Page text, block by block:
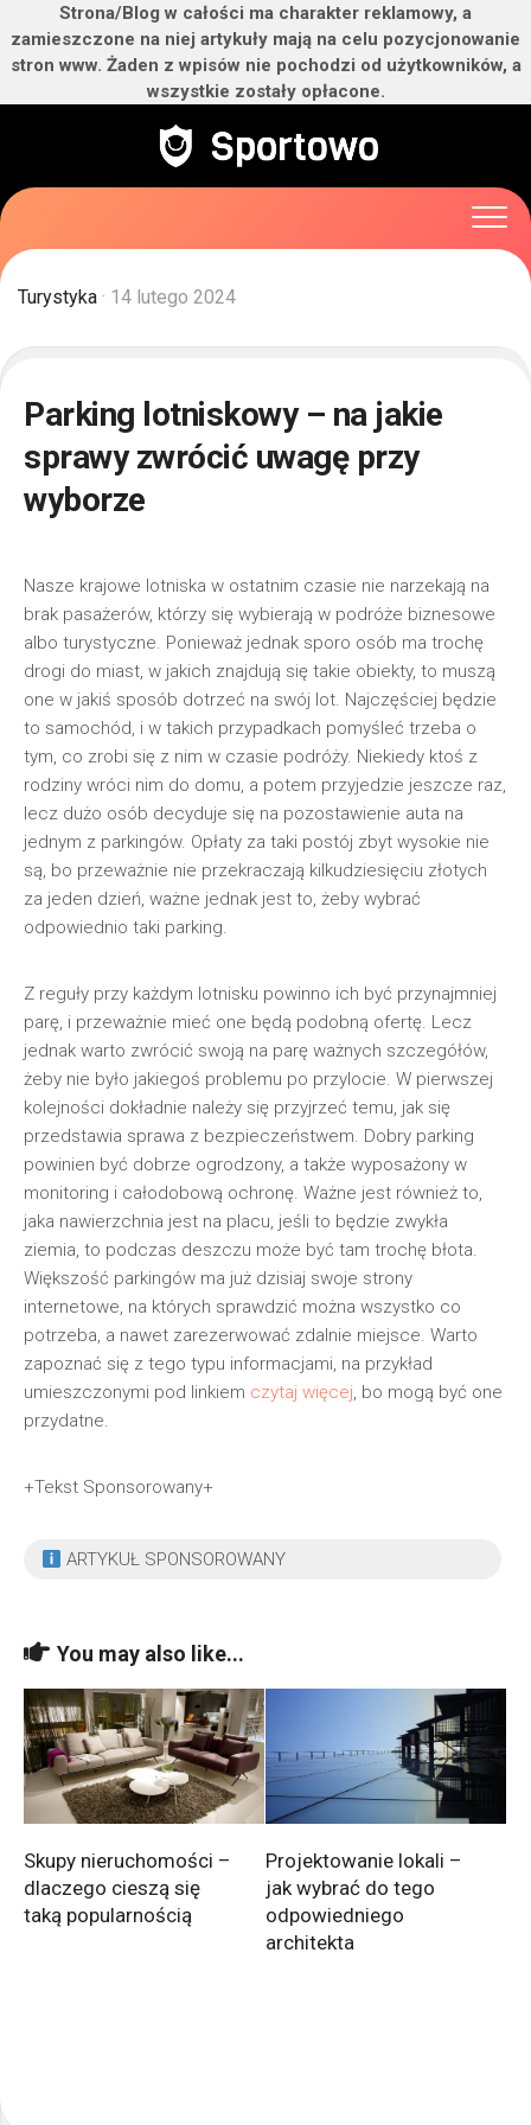
Strona/Blog w całości ma charakter reklamowy, a
zamieszczone na niej artykuły mają na celu pozycjonowanie
stron www. Żaden z wpisów nie pochodzi od użytkowników, a
wszystkie zostały opłacone.
Turystyka · 14 lutego 2024
Parking lotniskowy – na jakie
sprawy zwrócić uwagę przy
wyborze
Nasze krajowe lotniska w ostatnim czasie nie narzekają na
brak pasażerów, którzy się wybierają w podróże biznesowe
albo turystyczne. Ponieważ jednak sporo osób ma trochę
drogi do miast, w jakich znajdują się takie obiekty, to muszą
one w jakiś sposób dotrzeć na swój lot. Najczęściej będzie
to samochód, i w takich przypadkach pomyśleć trzeba o
tym, co zrobi się z nim w czasie podróży. Niekiedy ktoś z
rodziny wróci nim do domu, a potem przyjedzie jeszcze raz,
lecz dużo osób decyduje się na pozostawienie auta na
jednym z parkingów. Opłaty za taki postój zbyt wysokie nie
są, bo przeważnie nie przekraczają kilkudziesięciu złotych
za jeden dzień, ważne jednak jest to, żeby wybrać
odpowiednio taki parking.
Z reguły przy każdym lotnisku powinno ich być przynajmniej
parę, i przeważnie mieć one będą podobną ofertę. Lecz
jednak warto zwrócić swoją na parę ważnych szczegółów,
żeby nie było jakiegoś problemu po przylocie. W pierwszej
kolejności dokładnie należy się przyjrzeć temu, jak się
przedstawia sprawa z bezpieczeństwem. Dobry parking
powinien być dobrze ogrodzony, a także wyposażony w
monitoring i całodobową ochronę. Ważne jest również to,
jaka nawierzchnia jest na placu, jeśli to będzie zwykła
ziemia, to podczas deszczu może być tam trochę błota.
Większość parkingów ma już dzisiaj swoje strony
internetowe, na których sprawdzić można wszystko co
potrzeba, a nawet zarezerwować zdalnie miejsce. Warto
zapoznać się z tego typu informacjami, na przykład
umieszczonymi pod linkiem czytaj więcej, bo mogą być one
przydatne.
+Tekst Sponsorowany+
ARTYKUŁ SPONSOROWANY
You may also like...
Skupy nieruchomości –
dlaczego cieszą się
taką popularnością
Projektowanie lokali –
jak wybrać do tego
odpowiedniego
architekta